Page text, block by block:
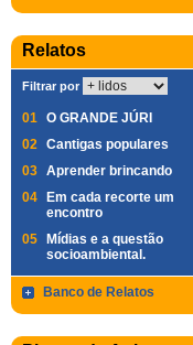
Relatos
Filtrar por
01 O GRANDE JÚRI
02 Cantigas populares
03 Aprender brincando
04
Em cada recorte um
encontro
05
Mídias e a questão
socioambiental.
Banco de Relatos